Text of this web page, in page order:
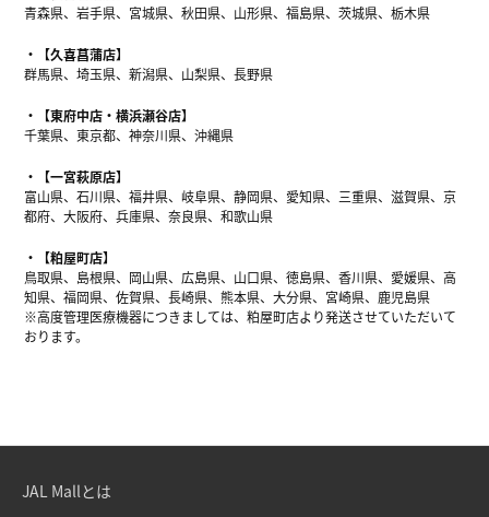
青森県、岩手県、宮城県、秋田県、山形県、福島県、茨城県、栃木県
【久喜菖蒲店】
群馬県、埼玉県、新潟県、山梨県、長野県
【東府中店・横浜瀬谷店】
千葉県、東京都、神奈川県、沖縄県
【一宮萩原店】
富山県、石川県、福井県、岐阜県、静岡県、愛知県、三重県、滋賀県、京
都府、大阪府、兵庫県、奈良県、和歌山県
【粕屋町店】
鳥取県、島根県、岡山県、広島県、山口県、徳島県、香川県、愛媛県、高
知県、福岡県、佐賀県、長崎県、熊本県、大分県、宮崎県、鹿児島県
※高度管理医療機器につきましては、粕屋町店より発送させていただいて
おります。
JAL Mallとは